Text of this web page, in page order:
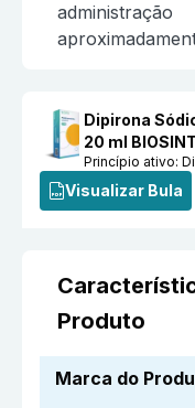
Dipirona
20 ml
Princípio ativo:
Visualizar Bula
Produto
Marca do